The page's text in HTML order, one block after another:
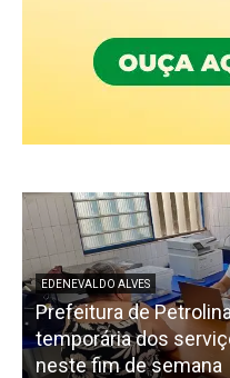
EDENEVALDO ALVES
Prefeitura de
temporária dos
neste fim de semana